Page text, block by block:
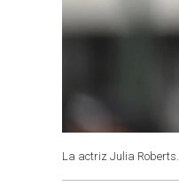
La actriz Julia Roberts.